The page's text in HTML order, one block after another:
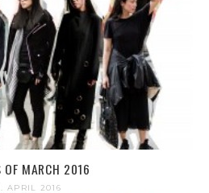
OF MARCH 2016
APRIL 2016